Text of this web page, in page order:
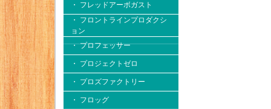
・ フレッドアーボガスト
・ フロントラインプロダクシ
ョン
・ プロフェッサー
・ プロジェクトゼロ
・ プロズファクトリー
・ フロッグ